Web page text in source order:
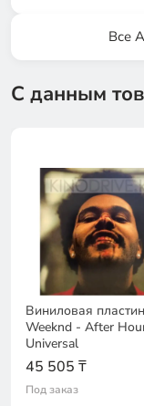
Все
С данным
Виниловая
Weeknd - After
Universal
45 505 ₸
Под заказ